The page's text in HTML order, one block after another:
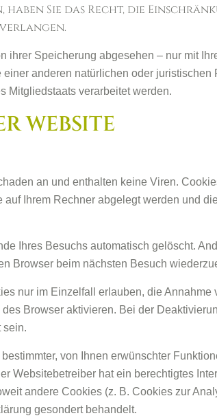
Sie das Recht, die
ihrer Speicherung abgesehen – nur mit
anderen natürlichen oder juristischen
Mitgliedstaats verarbeitet werden.
WEBSITE
an und enthalten keine Viren.
Ihrem Rechner abgelegt werden und
Ihres Besuchs automatisch gelöscht.
Browser beim nächsten Besuch
nur im Einzelfall erlauben, die Annahme
Browser aktivieren. Bei der
sein.
von Ihnen erwünschter
Websitebetreiber hat ein berechtigtes
andere Cookies (z. B. Cookies zur
gesondert behandelt.